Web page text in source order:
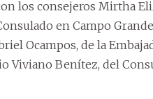
los consejeros Mirtha
en Campo
Ocampos, de la
Viviano Benítez, del